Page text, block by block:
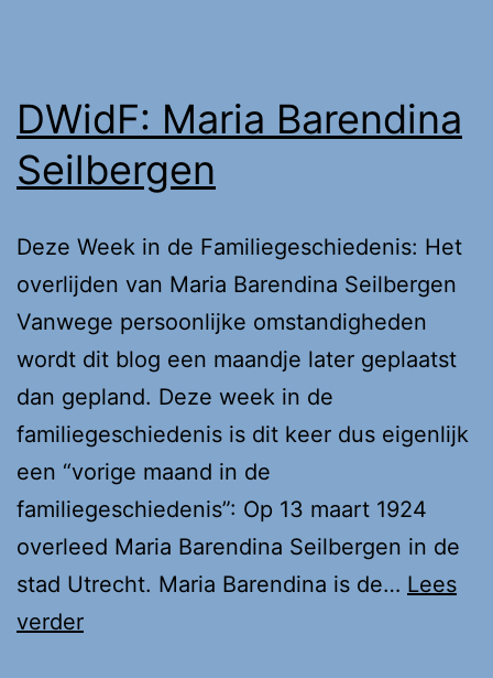
DWidF: Maria Barendina
Seilbergen
Deze Week in de Familiegeschiedenis: Het
overlijden van Maria Barendina Seilbergen
Vanwege persoonlijke omstandigheden
wordt dit blog een maandje later geplaatst
dan gepland. Deze week in de
familiegeschiedenis is dit keer dus eigenlijk
een “vorige maand in de
familiegeschiedenis”: Op 13 maart 1924
overleed Maria Barendina Seilbergen in de
stad Utrecht. Maria Barendina is de… Lees
verderDWidF: